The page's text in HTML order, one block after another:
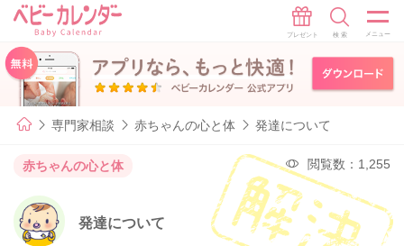
専門家相談 赤ちゃんの心と体 発達について
赤ちゃんの心と体 閲覧数：1,255
発達について